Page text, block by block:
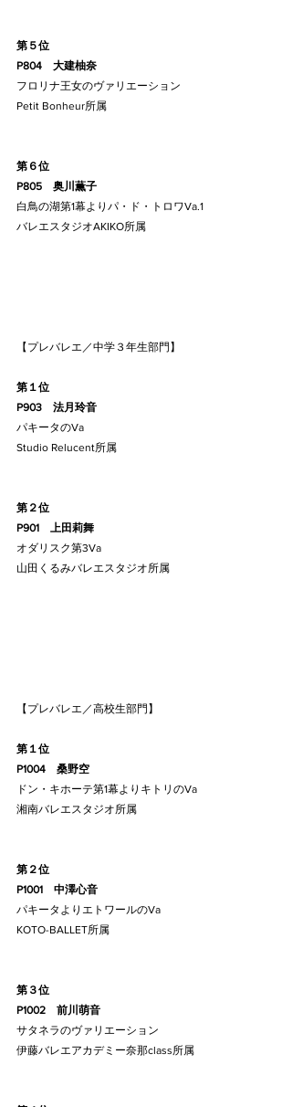
第５位
P804    大建柚奈
フロリナ王女のヴァリエーション
Petit Bonheur所属
第６位
P805    奥川薫子
白鳥の湖第1幕よりパ・ド・トロワVa.1
バレエスタジオAKIKO所属
【プレバレエ／中学３年生部門】
第１位
P903    法月玲音
パキータのVa
Studio Relucent所属
第２位
P901    上田莉舞
オダリスク第3Va
山田くるみバレエスタジオ所属
【プレバレエ／高校生部門】
第１位
P1004    桑野空
ドン・キホーテ第1幕よりキトリのVa
湘南バレエスタジオ所属
第２位
P1001    中澤心音
パキータよりエトワールのVa
KOTO-BALLET所属
第３位
P1002    前川萌音
サタネラのヴァリエーション
伊藤バレエアカデミー奈那class所属